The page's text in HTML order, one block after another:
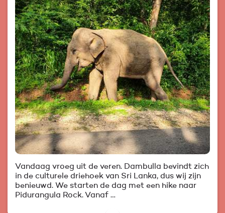
Vandaag vroeg uit de veren. Dambulla bevindt zich
in de culturele driehoek van Sri Lanka, dus wij zijn
benieuwd. We starten de dag met een hike naar
Pidurangula Rock. Vanaf …